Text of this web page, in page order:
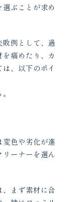
ぶことが求め
例として、過
痛めたり、カ
、以下のポイ
色や劣化が進
リーナーを選ん
まず素材に合